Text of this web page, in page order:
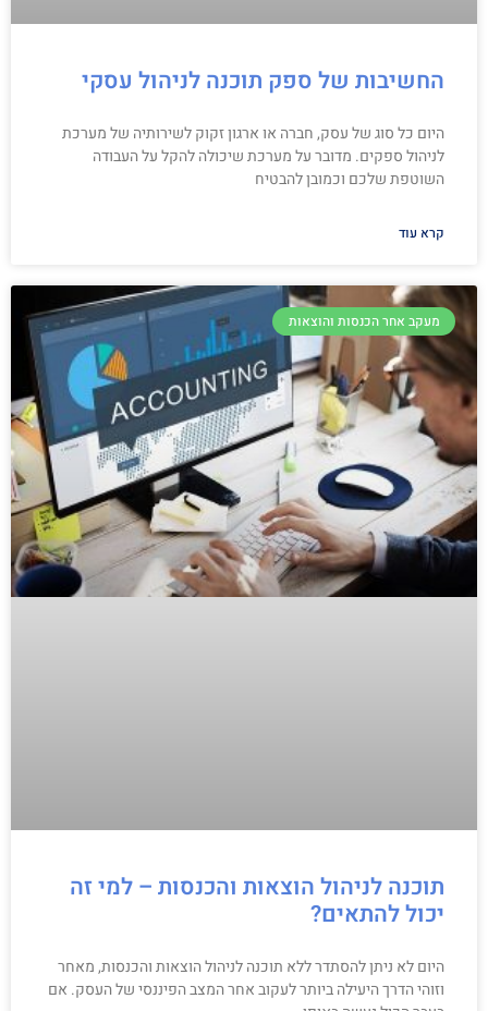
החשיבות של ספק תוכנה לניהול עסקי
היום כל סוג של עסק, חברה או ארגון זקוק לשירותיה של מערכת
לניהול ספקים. מדובר על מערכת שיכולה להקל על העבודה
השוטפת שלכם וכמובן להבטיח
קרא עוד
מעקב אחר הכנסות והוצאות
תוכנה לניהול הוצאות והכנסות – למי זה
יכול להתאים?
היום לא ניתן להסתדר ללא תוכנה לניהול הוצאות והכנסות, מאחר
וזוהי הדרך היעילה ביותר לעקוב אחר המצב הפיננסי של העסק. אם